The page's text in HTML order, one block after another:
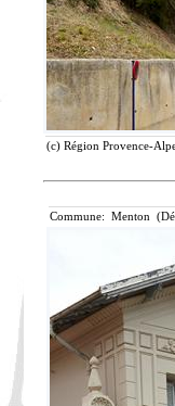
(c) Région Provence-
Commune: Menton